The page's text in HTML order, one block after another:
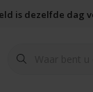
is dezelfde dag